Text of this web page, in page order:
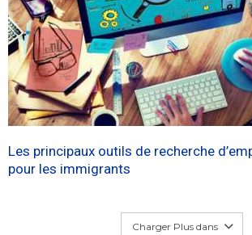
Les principaux outils de recherche
pour les immigrants
Charger Plus dans